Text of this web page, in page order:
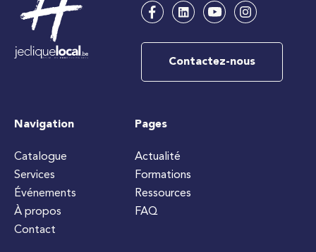
Contactez-nous
Navigation
Catalogue
Services
Événements
À propos
Contact
Pages
Actualité
Formations
Ressources
FAQ